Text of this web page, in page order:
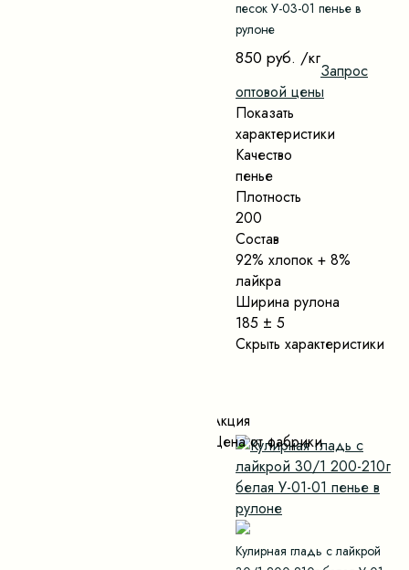
песок У-03-01 пенье в
рулоне
850 руб. /кг
Запрос
оптовой цены
Показать
характеристики
Качество
пенье
Плотность
200
Состав
92% хлопок + 8%
лайкра
Ширина рулона
185 ± 5
Скрыть характеристики
Акция
Цена от фабрики
Кулирная гладь с лайкрой